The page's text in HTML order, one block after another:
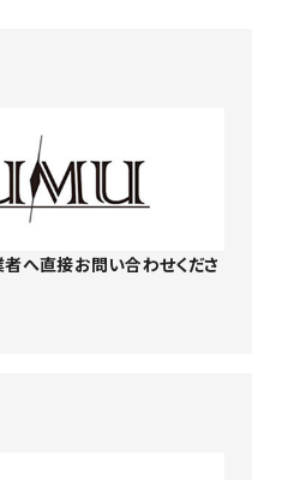
へ直接お問い合わせくださ